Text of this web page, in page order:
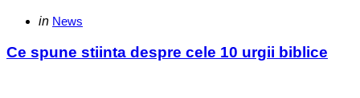
Categories
Posted
in News
Ce spune stiinta despre cele 10 urgii biblice